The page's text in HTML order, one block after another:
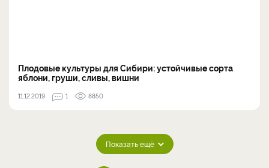
Плодовые культуры для Сибири: устойчивые сорта
яблони, груши, сливы, вишни
11.12.2019 1 8850
Показать ещё